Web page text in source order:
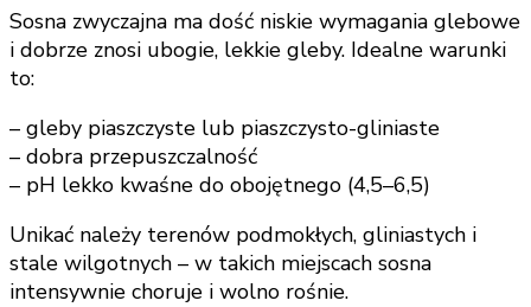
Sosna zwyczajna ma dość niskie wymagania glebowe
i dobrze znosi ubogie, lekkie gleby. Idealne warunki
to:
– gleby piaszczyste lub piaszczysto-gliniaste
– dobra przepuszczalność
– pH lekko kwaśne do obojętnego (4,5–6,5)
Unikać należy terenów podmokłych, gliniastych i
stale wilgotnych – w takich miejscach sosna
intensywnie choruje i wolno rośnie.